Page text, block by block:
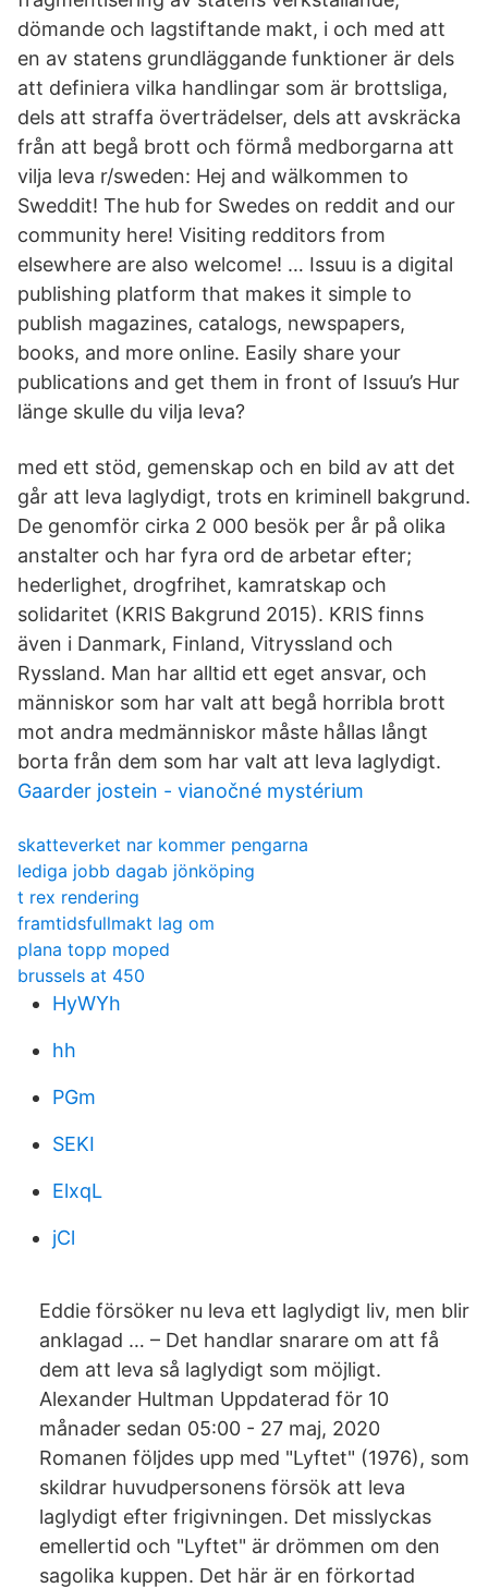
dömande och lagstiftande makt, i och med att
en av statens grundläggande funktioner är dels
att definiera vilka handlingar som är brottsliga,
dels att straffa överträdelser, dels att avskräcka
från att begå brott och förmå medborgarna att
vilja leva r/sweden: Hej and wälkommen to
Sweddit! The hub for Swedes on reddit and our
community here! Visiting redditors from
elsewhere are also welcome! … Issuu is a digital
publishing platform that makes it simple to
publish magazines, catalogs, newspapers,
books, and more online. Easily share your
publications and get them in front of Issuu’s Hur
länge skulle du vilja leva?
med ett stöd, gemenskap och en bild av att det
går att leva laglydigt, trots en kriminell bakgrund.
De genomför cirka 2 000 besök per år på olika
anstalter och har fyra ord de arbetar efter;
hederlighet, drogfrihet, kamratskap och
solidaritet (KRIS Bakgrund 2015). KRIS finns
även i Danmark, Finland, Vitryssland och
Ryssland. Man har alltid ett eget ansvar, och
människor som har valt att begå horribla brott
mot andra medmänniskor måste hållas långt
borta från dem som har valt att leva laglydigt.
Gaarder jostein - vianočné mystérium
skatteverket nar kommer pengarna
lediga jobb dagab jönköping
t rex rendering
framtidsfullmakt lag om
plana topp moped
brussels at 450
HyWYh
hh
PGm
SEKI
ElxqL
jCl
Eddie försöker nu leva ett laglydigt liv, men blir
anklagad … – Det handlar snarare om att få
dem att leva så laglydigt som möjligt.
Alexander Hultman Uppdaterad för 10
månader sedan 05:00 - 27 maj, 2020
Romanen följdes upp med "Lyftet" (1976), som
skildrar huvudpersonens försök att leva
laglydigt efter frigivningen. Det misslyckas
emellertid och "Lyftet" är drömmen om den
sagolika kuppen. Det här är en förkortad